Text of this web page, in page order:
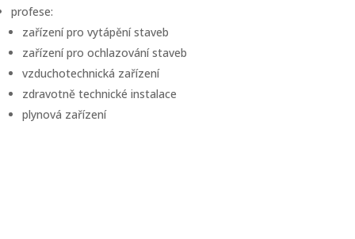
profese:
zařízení pro vytápění staveb
zařízení pro ochlazování staveb
vzduchotechnická zařízení
zdravotně technické instalace
plynová zařízení